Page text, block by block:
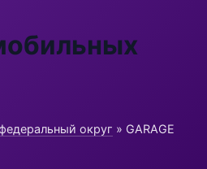
округ » GARAGE